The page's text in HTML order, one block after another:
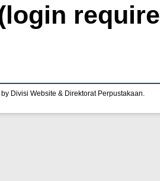
Divisi Website & Direktorat Perpustakaan.